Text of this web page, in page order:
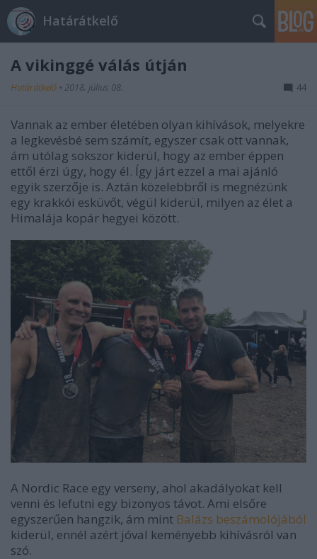
Határátkelő
A vikinggé válás útján
Határátkelő • 2018. július 08. 44
Vannak az ember életében olyan kihívások, melyekre
a legkevésbé sem számít, egyszer csak ott vannak,
ám utólag sokszor kiderül, hogy az ember éppen
ettől érzi úgy, hogy él. Így járt ezzel a mai ajánló
egyik szerzője is. Aztán közelebbről is megnézünk
egy krakkói esküvőt, végül kiderül, milyen az élet a
Himalája kopár hegyei között.
A Nordic Race egy verseny, ahol akadályokat kell
venni és lefutni egy bizonyos távot. Ami elsőre
egyszerűen hangzik, ám mint Balázs beszámolójából
kiderül, ennél azért jóval keményebb kihívásról van
szó.